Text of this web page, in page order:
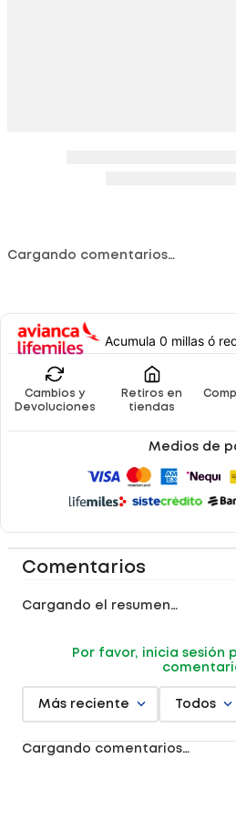
Cargando comentarios…
Acumula 0 millas ó
Cambios y
Devoluciones
Retiros en
tiendas
Medios de
Comentarios
Cargando el resumen…
Por favor, inicia sesión
Más reciente Todos
Cargando comentarios…